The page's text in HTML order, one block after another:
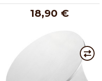
18,90 €